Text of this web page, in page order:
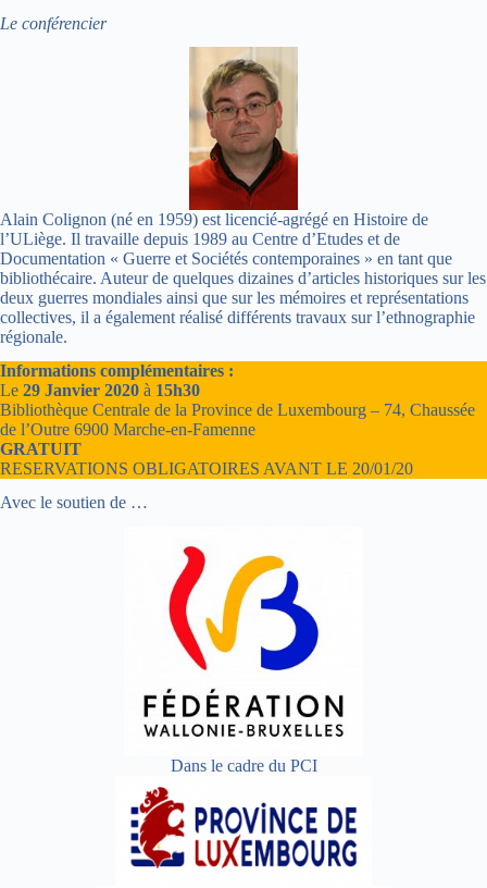
Le conférencier
Alain Colignon (né en 1959) est licencié-agrégé en Histoire de
l’ULiège. Il travaille depuis 1989 au Centre d’Etudes et de
Documentation « Guerre et Sociétés contemporaines » en tant que
bibliothécaire. Auteur de quelques dizaines d’articles historiques sur les
deux guerres mondiales ainsi que sur les mémoires et représentations
collectives, il a également réalisé différents travaux sur l’ethnographie
régionale.
Informations complémentaires :
Le 29 Janvier 2020 à 15h30
Bibliothèque Centrale de la Province de Luxembourg – 74, Chaussée
de l’Outre 6900 Marche-en-Famenne
GRATUIT
RESERVATIONS OBLIGATOIRES AVANT LE 20/01/20
Avec le soutien de …
Dans le cadre du PCI